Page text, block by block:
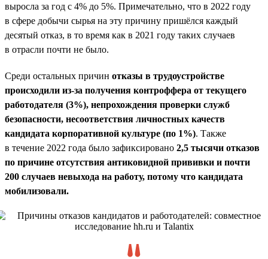
выросла за год с 4% до 5%. Примечательно, что в 2022 году
в сфере добычи сырья на эту причину пришёлся каждый
десятый отказ, в то время как в 2021 году таких случаев
в отрасли почти не было.
Среди остальных причин отказы в трудоустройстве
происходили из-за получения контроффера от текущего
работодателя (3%), непрохождения проверки служб
безопасности, несоответствия личностных качеств
кандидата корпоративной культуре (по 1%). Также
в течение 2022 года было зафиксировано 2,5 тысячи отказов
по причине отсутствия антиковидной прививки и почти
200 случаев невыхода на работу, потому что кандидата
мобилизовали.